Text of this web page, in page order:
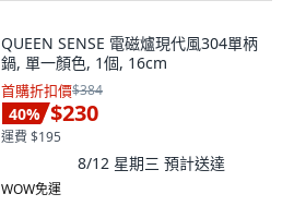
QUEEN SENSE 電磁爐現代風304單柄
鍋, 單一顏色, 1個, 16cm
首購折扣價$384
40% $230
運費 $195
8/12 星期三 預計送達
WOW免運